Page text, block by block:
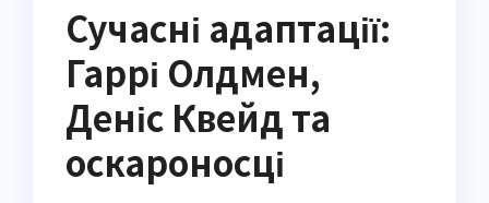
Сучасні адаптації:
Гаррі Олдмен,
Деніс Квейд та
оскароносці